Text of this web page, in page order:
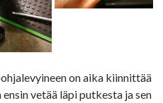
on aika kiinnittää
vetää läpi putkesta ja sen